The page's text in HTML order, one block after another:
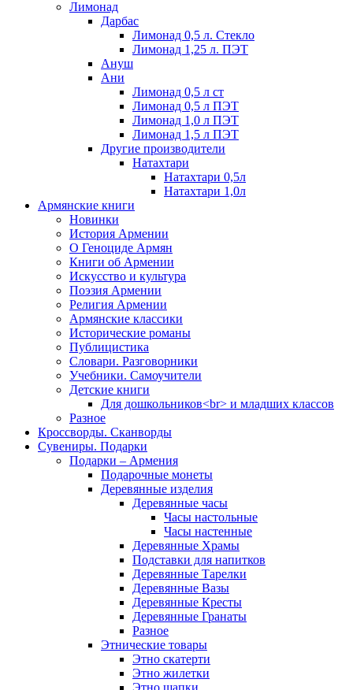
Лимонад
Дарбас
Лимонад 0,5 л. Стекло
Лимонад 1,25 л. ПЭТ
Ануш
Ани
Лимонад 0,5 л ст
Лимонад 0,5 л ПЭТ
Лимонад 1,0 л ПЭТ
Лимонад 1,5 л ПЭТ
Другие производители
Натахтари
Натахтари 0,5л
Натахтари 1,0л
Армянские книги
Новинки
История Армении
О Геноциде Армян
Книги об Армении
Иcкусство и культура
Поэзия Армении
Религия Армении
Армянские классики
Исторические романы
Публицистика
Словари. Разговорники
Учебники. Самоучители
Детские книги
Для дошкольников<br> и младших классов
Разное
Кроссворды. Сканворды
Сувениры. Подарки
Подарки – Армения
Подарочные монеты
Деревянные изделия
Деревянные часы
Часы настольные
Часы настенные
Деревянные Храмы
Подставки для напитков
Деревянные Тарелки
Деревянные Вазы
Деревянные Кресты
Деревянные Гранаты
Разное
Этнические товары
Этно скатерти
Этно жилетки
Этно шапки